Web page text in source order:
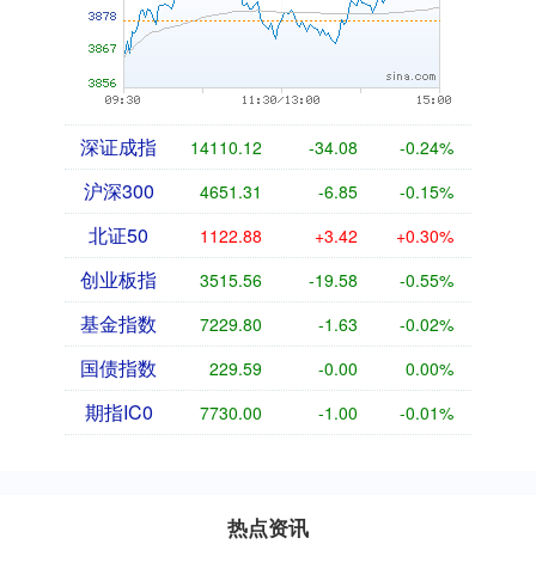
深证成指 14110.12 -34.08 -0.24%
沪深300 4651.31 -6.85 -0.15%
北证50 1122.88 +3.42 +0.30%
创业板指 3515.56 -19.58 -0.55%
基金指数 7229.80 -1.63 -0.02%
国债指数 229.59 -0.00 0.00%
期指IC0 7730.00 -1.00 -0.01%
热点资讯